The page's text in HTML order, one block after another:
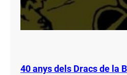
40 anys dels Dracs de la